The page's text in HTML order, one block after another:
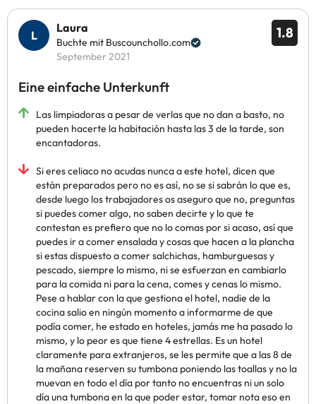
1.8
Laura
Buchte mit Buscounchollo.com
September 2021
Eine einfache Unterkunft
Las limpiadoras a pesar de verlas que no dan a basto, no
pueden hacerte la habitación hasta las 3 de la tarde, son
encantadoras.
Si eres celiaco no acudas nunca a este hotel, dicen que
están preparados pero no es así, no se si sabrán lo que es,
desde luego los trabajadores os aseguro que no, preguntas
si puedes comer algo, no saben decirte y lo que te
contestan es prefiero que no lo comas por si acaso, así que
puedes ir a comer ensalada y cosas que hacen a la plancha
si estas dispuesto a comer salchichas, hamburguesas y
pescado, siempre lo mismo, ni se esfuerzan en cambiarlo
para la comida ni para la cena, comes y cenas lo mismo.
Pese a hablar con la que gestiona el hotel, nadie de la
cocina salio en ningún momento a informarme de que
podía comer, he estado en hoteles, jamás me ha pasado lo
mismo, y lo peor es que tiene 4 estrellas. Es un hotel
claramente para extranjeros, se les permite que a las 8 de
la mañana reserven su tumbona poniendo las toallas y no la
muevan en todo el día por tanto no encuentras ni un solo
día una tumbona en la que poder estar, tomar nota eso en